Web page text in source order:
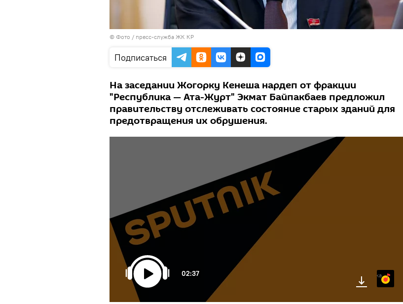
© Фото / пресс-служба ЖК КР
Подписаться
На заседании Жогорку Кенеша нардеп от фракции
"Республика — Ата-Журт" Экмат Байпакбаев предложил
правительству отслеживать состояние старых зданий для
предотвращения их обрушения.
02:37 Яндекс.Музыка